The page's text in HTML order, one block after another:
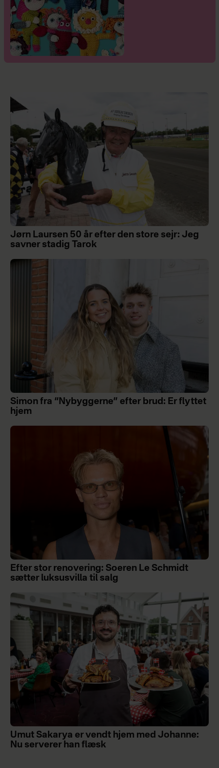
Jørn Laursen 50 år efter den store sejr: Jeg
savner stadig Tarok
Simon fra “Nybyggerne” efter brud: Er flyttet
hjem
Efter stor renovering: Soeren Le Schmidt
sætter luksusvilla til salg
Umut Sakarya er vendt hjem med Johanne:
Nu serverer han flæsk